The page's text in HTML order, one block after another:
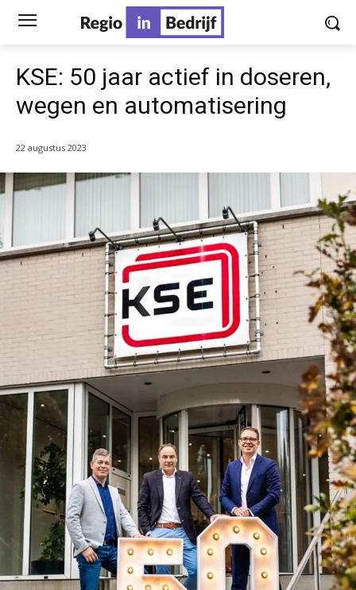
KSE: 50 jaar actief in doseren,
wegen en automatisering
22 augustus 2023